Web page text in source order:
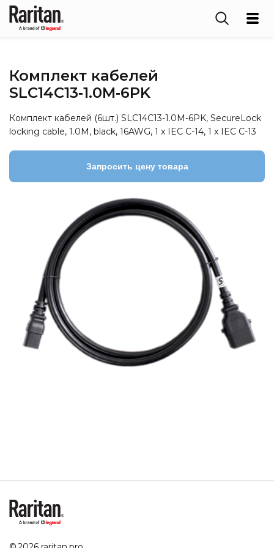
Комплект кабелей
SLC14C13‑1.0M‑6PK
Комплект кабелей (6шт.) SLC14C13-1.0M-6PK, SecureLock
locking cable, 1.0M, black, 16AWG, 1 x IEC C-14, 1 x IEC C-13
Запросить цену товара